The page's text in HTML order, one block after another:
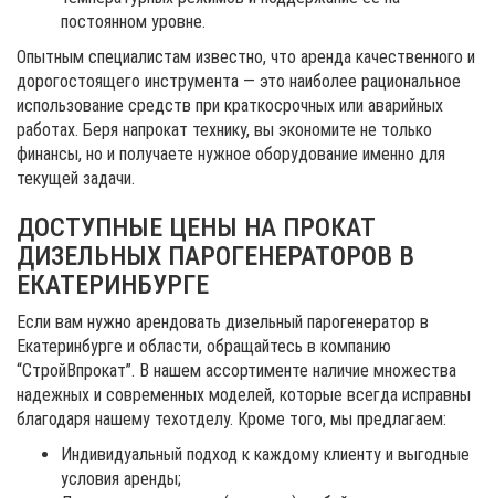
постоянном уровне.
Опытным специалистам известно, что аренда качественного и
дорогостоящего инструмента — это наиболее рациональное
использование средств при краткосрочных или аварийных
работах. Беря напрокат технику, вы экономите не только
финансы, но и получаете нужное оборудование именно для
текущей задачи.
ДОСТУПНЫЕ ЦЕНЫ НА ПРОКАТ
ДИЗЕЛЬНЫХ ПАРОГЕНЕРАТОРОВ В
ЕКАТЕРИНБУРГЕ
Если вам нужно арендовать дизельный парогенератор в
Екатеринбурге и области, обращайтесь в компанию
“СтройВпрокат”. В нашем ассортименте наличие множества
надежных и современных моделей, которые всегда исправны
благодаря нашему техотделу. Кроме того, мы предлагаем:
Индивидуальный подход к каждому клиенту и выгодные
условия аренды;